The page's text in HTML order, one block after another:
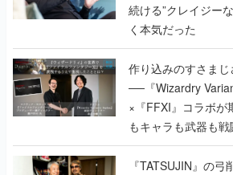
続ける”クレイジー
く本気だった
作り込みのすさま
──『Wizardry
×『FFXI』コラボが
もキャラも武器も
で作り込まれた理
く
『TATSUJIN』の